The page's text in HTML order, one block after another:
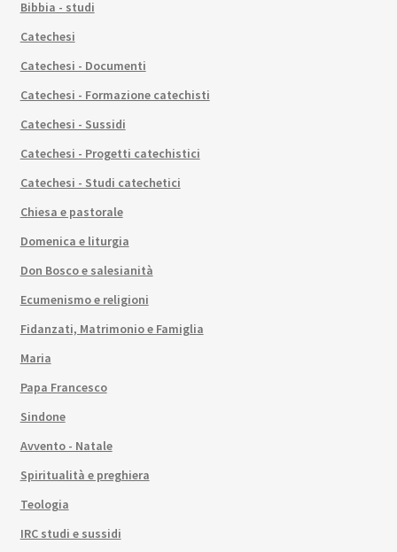
Bibbia - studi
Catechesi
Catechesi - Documenti
Catechesi - Formazione catechisti
Catechesi - Sussidi
Catechesi - Progetti catechistici
Catechesi - Studi catechetici
Chiesa e pastorale
Domenica e liturgia
Don Bosco e salesianità
Ecumenismo e religioni
Fidanzati, Matrimonio e Famiglia
Maria
Papa Francesco
Sindone
Avvento - Natale
Spiritualità e preghiera
Teologia
IRC studi e sussidi